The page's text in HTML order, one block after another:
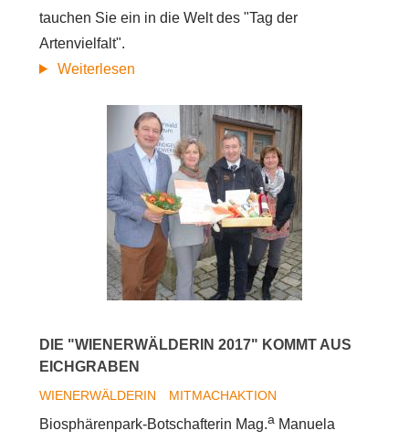
tauchen Sie ein in die Welt des "Tag der
Artenvielfalt".
Weiterlesen
der
Artenvielfalt
in
bewegten
Bildern
DIE "WIENERWÄLDERIN 2017" KOMMT AUS
EICHGRABEN
WIENERWÄLDERIN MITMACHAKTION
Biosphärenpark-Botschafterin Mag.a Manuela